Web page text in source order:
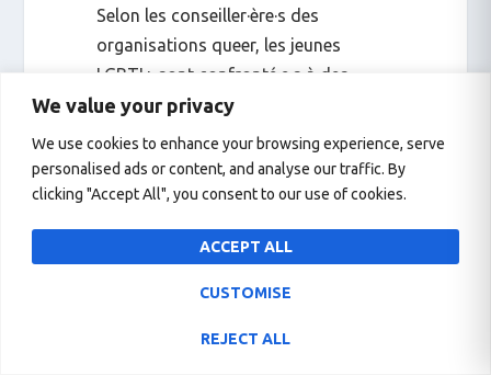
We value your privacy
We use cookies to enhance your browsing experience, serve
personalised ads or content, and analyse our traffic. By
clicking "Accept All", you consent to our use of cookies.
CUSTOMISE
REJECT ALL
ACCEPT ALL
Selon les conseiller·ère·s des
organisations queer, les jeunes
LGBTI+ sont confronté·e·s à des
niveaux croissants d’anxiété, de
dépression et de risque
d’automutilation. La crise s’est
fortement aggravée aprèsnovembre
restreint l’accès aux traitements
sollicitant une aide psychosociale et